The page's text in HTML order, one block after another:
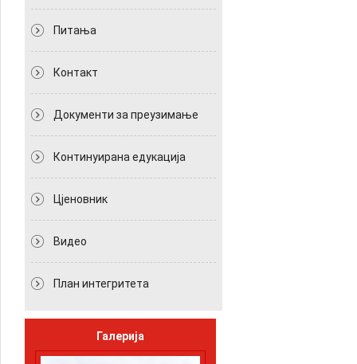
Питања
Контакт
Документи за преузимање
Континуирана едукација
Цјеновник
Видео
План интегритета
Галерија